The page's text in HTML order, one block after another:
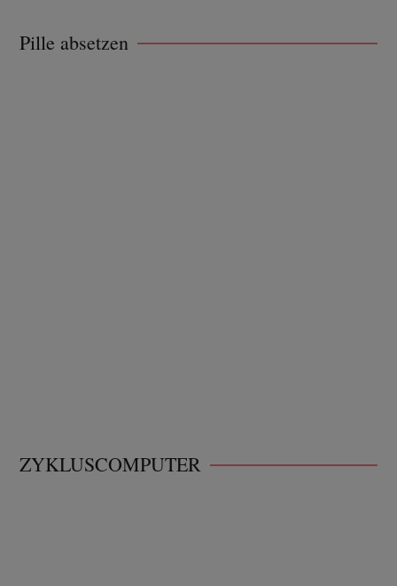
Pille absetzen
ZYKLUSCOMPUTER